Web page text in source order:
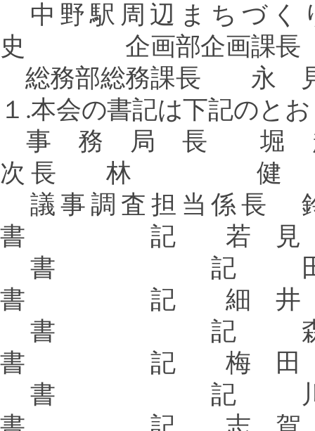
中野駅周辺まち
史 企画部企画
総務部総務課長 永
１ .本会の書記は下記のと
事 務 局 長 堀
次 長 林 健
議事調査担
書 記 若 見
書 記
書 記 細 井
書 記
書 記 梅 田 絵
書 記